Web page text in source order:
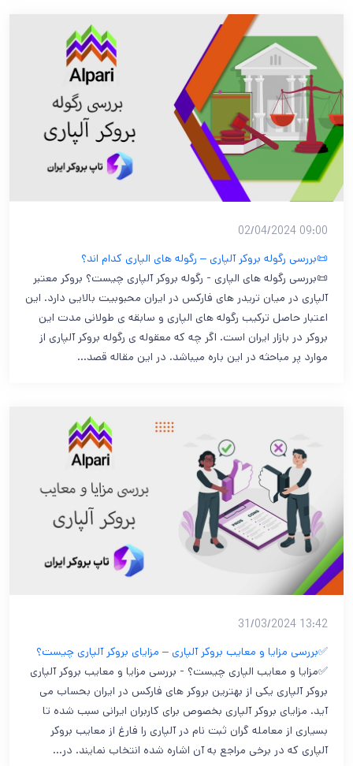
09:00 02/04/2024
📜بررسی رگوله بروکر آلپاری – رگوله های الپاری کدام اند؟
📜بررسی رگوله های الپاری - رگوله بروکر آلپاری چیست؟ بروکر معتبر
آلپاری در میان تریدر های فارکس در ایران محبوبیت بالایی دارد. این
اعتبار حاصل ترکیب رگوله های الپاری و سابقه ی طولانی مدت این
بروکر در بازار ایران است. اگر چه که معقوله ی رگوله بروکر آلپاری از
موارد پر مباحثه در این باره میباشد. در این مقاله قصد…
13:42 31/03/2024
✅بررسی مزایا و معایب بروکر آلپاری – مزایای بروکر آلپاری چیست؟
✅مزایا و معایب الپاری چیست؟ - بررسی مزایا و معایب بروکر آلپاری
بروکر آلپاری یکی از بهترین بروکر های فارکس در ایران بحساب می
آید. مزایای بروکر آلپاری بخصوص برای کاربران ایرانی سبب شده تا
بسیاری از معامله گران ثبت نام در آلپاری را فارغ از معایب بروکر
آلپاری که در برخی مراجع به آن اشاره شده انتخاب نمایند. در…